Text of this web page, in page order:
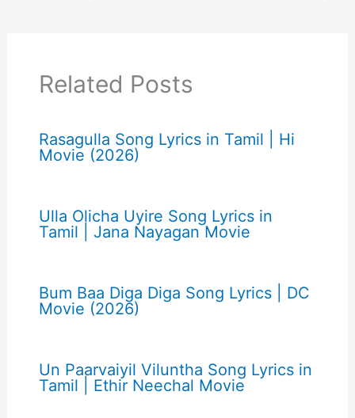
Related Posts
Rasagulla Song Lyrics in Tamil | Hi
Movie (2026)
Ulla Olicha Uyire Song Lyrics in
Tamil | Jana Nayagan Movie
Bum Baa Diga Diga Song Lyrics | DC
Movie (2026)
Un Paarvaiyil Viluntha Song Lyrics in
Tamil | Ethir Neechal Movie